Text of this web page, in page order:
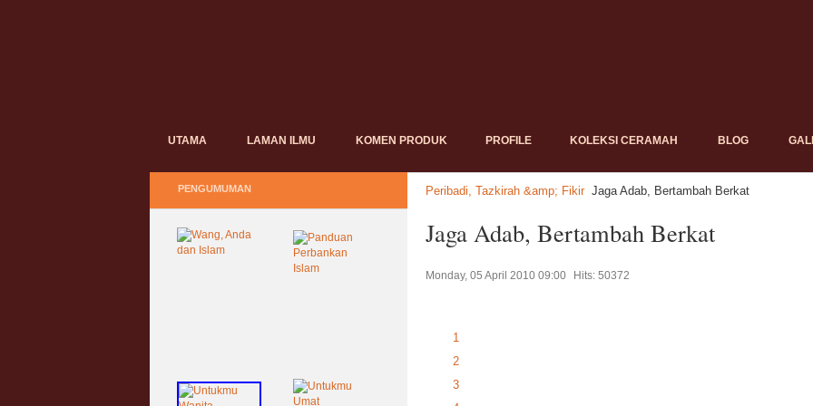
UTAMA LAMAN ILMU KOMEN PRODUK PROFILE KOLEKSI CERAMAH BLOG
Peribadi, Tazkirah &amp; Fikir Jaga Adab, Bertambah Berkat
Jaga Adab, Bertambah Berkat
Monday, 05 April 2010 09:00 Hits: 50372
1
2
3
PENGUMUMAN